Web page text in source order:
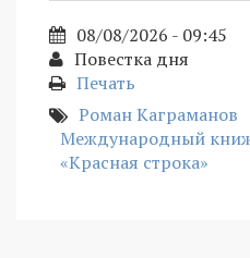
08/08/2026 - 09:45
Повестка дня
Печать
Роман Каграманов
Международный
«Красная строка»